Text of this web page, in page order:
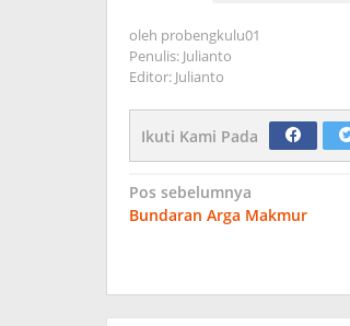
oleh probengkulu01
Penulis: Julianto
Editor: Julianto
Ikuti Kami Pada
Navigasi
pos
Pos sebelumnya
Bundaran Arga Makmur